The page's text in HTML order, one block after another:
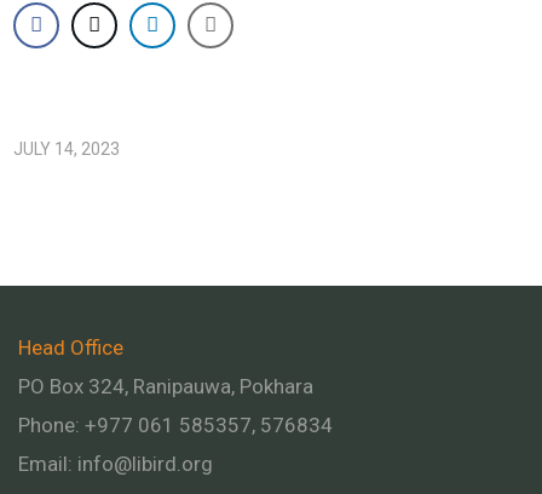
JULY 14, 2023
Head Office
PO Box 324, Ranipauwa, Pokhara
Phone: +977 061 585357, 576834
Email: info@libird.org